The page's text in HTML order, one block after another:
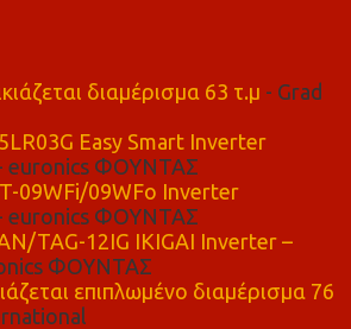
διαμέρισμα 63 τ.μ - Grad
Easy Smart Inverter
euronics ΦΟΥΝΤΑΣ
09WFi/09WFo Inverter
euronics ΦΟΥΝΤΑΣ
TAG-12IG IKIGAI Inverter –
ΦΟΥΝΤΑΣ
επιπλωμένο διαμέρισμα 76